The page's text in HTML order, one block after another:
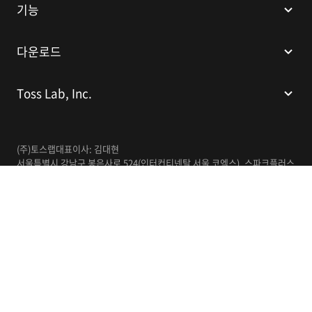
기능
다운로드
Toss Lab, Inc.
(주)토스랩대표이사: 김대현
서울특별시 강남구 봉은사로 524(인터컨티넨탈 서울 코엑스), 스파크플러스